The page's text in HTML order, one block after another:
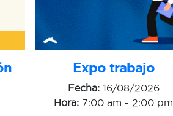
Expo trabajo
Fecha:16/08/2026
Hora: 7:00 am - 2:00 pm